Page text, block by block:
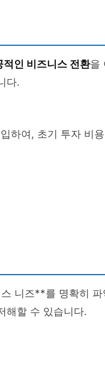
적인 비즈니스 전환을
다.
하여, 초기 투자 비
니즈**를 명확히
해할 수 있습니다.